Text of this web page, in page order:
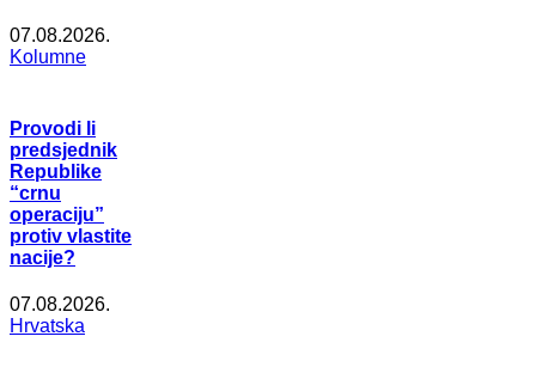
07.08.2026.
Kolumne
Provodi li
predsjednik
Republike
“crnu
operaciju”
protiv vlastite
nacije?
07.08.2026.
Hrvatska